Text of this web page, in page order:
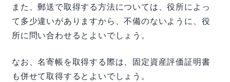
また、郵送で取得する方法については、役所によっ
て多少違いがありますから、不備のないように、役
所に問い合わせるとよいでしょう。
なお、名寄帳を取得する際は、固定資産評価証明書
も併せて取得するとよいでしょう。